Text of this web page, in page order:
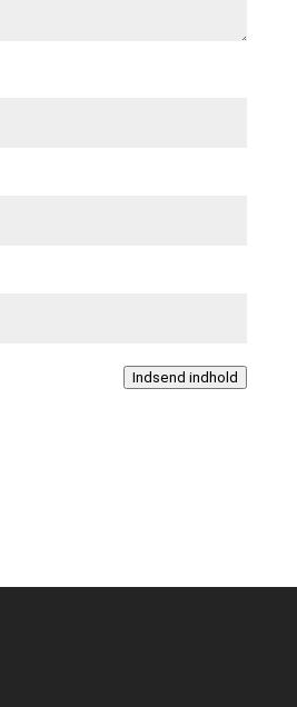
Indsend indhold